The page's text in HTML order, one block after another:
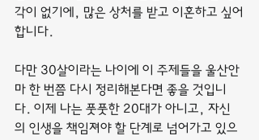
각이 없기에, 많은 상처를 받고 이혼하고 싶어
합니다.
다만 30살이라는 나이에 이 주제들을 울산안
마 한 번쯤 다시 정리해본다면 좋을 것입니
다. 이제 나는 풋풋한 20대가 아니고, 자신
의 인생을 책임져야 할 단계로 넘어가고 있으